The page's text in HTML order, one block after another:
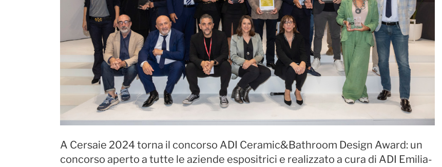
A Cersaie 2024 torna il concorso ADI Ceramic&Bathroom Design Award: un
concorso aperto a tutte le aziende espositrici e realizzato a cura di ADI Emilia-